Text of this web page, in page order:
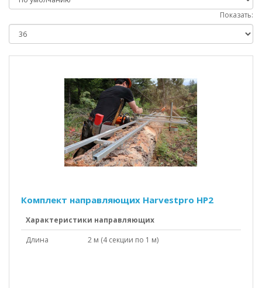
Показать:
Комплект направляющих Harvestpro HP2
Характеристики направляющих
Длина
2 м (4 секции по 1 м)